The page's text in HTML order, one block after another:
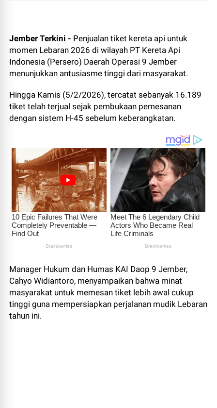
Jember Terkini - Penjualan tiket kereta api untuk
momen Lebaran 2026 di wilayah PT Kereta Api
Indonesia (Persero) Daerah Operasi 9 Jember
menunjukkan antusiasme tinggi dari masyarakat.
Hingga Kamis (5/2/2026), tercatat sebanyak 16.189
tiket telah terjual sejak pembukaan pemesanan
dengan sistem H-45 sebelum keberangkatan.
Manager Hukum dan Humas KAI Daop 9 Jember,
Cahyo Widiantoro, menyampaikan bahwa minat
masyarakat untuk memesan tiket lebih awal cukup
tinggi guna mempersiapkan perjalanan mudik Lebaran
tahun ini.